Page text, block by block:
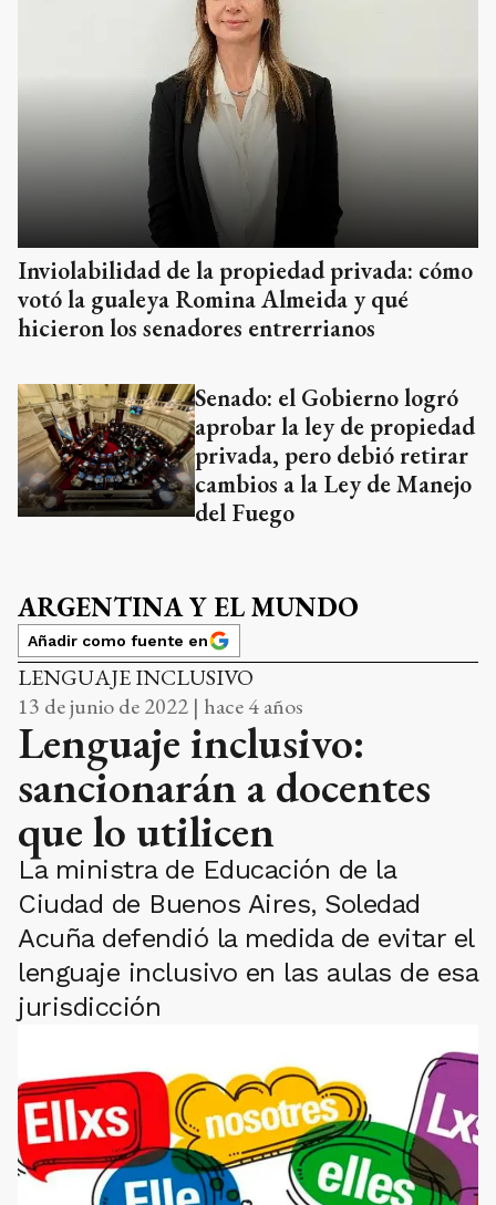
Inviolabilidad de la propiedad privada: cómo
votó la gualeya Romina Almeida y qué
hicieron los senadores entrerrianos
Senado: el Gobierno logró
aprobar la ley de propiedad
privada, pero debió retirar
cambios a la Ley de Manejo
del Fuego
ARGENTINA Y EL MUNDO
Añadir como fuente en
LENGUAJE INCLUSIVO
13 de junio de 2022 | hace 4 años
Lenguaje inclusivo:
sancionarán a docentes
que lo utilicen
La ministra de Educación de la
Ciudad de Buenos Aires, Soledad
Acuña defendió la medida de evitar el
lenguaje inclusivo en las aulas de esa
jurisdicción